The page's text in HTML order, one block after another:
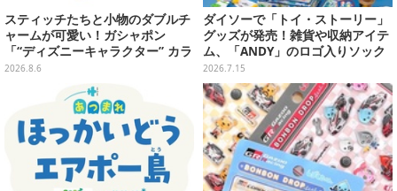
スティッチたちと小物のダブルチ
ャームが可愛い！ガシャポン
「“ディズニーキャラクター” カラ
フルマルチチャーム」が発売
2026.8.6
ダイソーで「トイ・ストーリー」
グッズが発売！雑貨や収納アイテ
ム、「ANDY」のロゴ入りソック
スは文字から彼の成長を感じられ
るデザイン
2026.7.15